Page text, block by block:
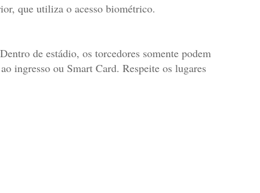
que utiliza o acesso biométrico.
de estádio, os torcedores somente podem
ingresso ou Smart Card. Respeite os lugares